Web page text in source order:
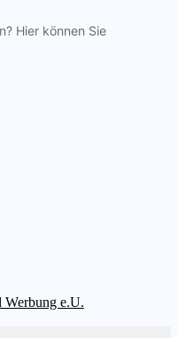
Hier können Sie
Werbung e.U.